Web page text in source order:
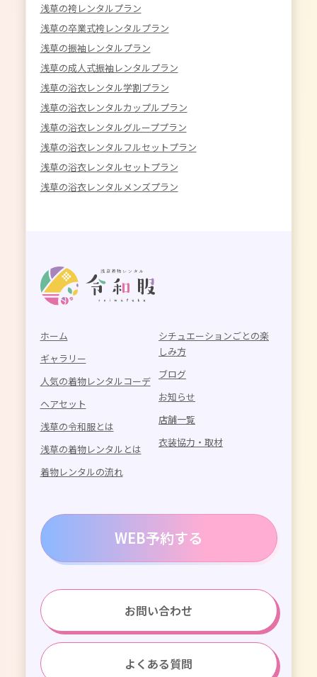
浅草の袴レンタルプラン
浅草の卒業式袴レンタルプラン
浅草の振袖レンタルプラン
浅草の成人式振袖レンタルプラン
浅草の浴衣レンタル学割プラン
浅草の浴衣レンタルカップルプラン
浅草の浴衣レンタルグループプラン
浅草の浴衣レンタルフルセットプラン
浅草の浴衣レンタルセットプラン
浅草の浴衣レンタルメンズプラン
ホーム
ギャラリー
人気の着物レンタルコーデ
ヘアセット
浅草の令和服とは
浅草の着物レンタルとは
着物レンタルの流れ
シチュエーションごとの楽
しみ方
ブログ
お知らせ
店舗一覧
衣装協力・取材
WEB予約する
お問い合わせ
よくある質問